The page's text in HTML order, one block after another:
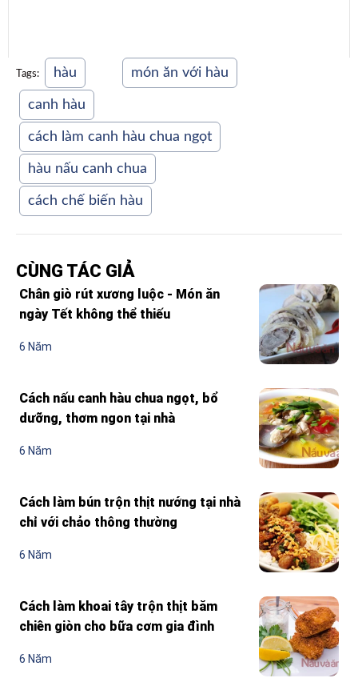
Tags: hàu món ăn với hàu
canh hàu
cách làm canh hàu chua ngọt
hàu nấu canh chua
cách chế biến hàu
CÙNG TÁC GIẢ
Chân giò rút xương luộc - Món ăn
ngày Tết không thể thiếu
6 Năm
Cách nấu canh hàu chua ngọt, bổ
dưỡng, thơm ngon tại nhà
6 Năm
Cách làm bún trộn thịt nướng tại nhà
chỉ với chảo thông thường
6 Năm
Cách làm khoai tây trộn thịt băm
chiên giòn cho bữa cơm gia đình
6 Năm